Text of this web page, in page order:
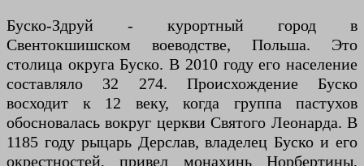
Буско-Здруй - курортный город в
Свентокшишском воеводстве, Польша. Это
столица округа Буско. В 2010 году его население
составляло 32 274. Происхождение Буско
восходит к 12 веку, когда группа пастухов
обосновалась вокруг церкви Святого Леонарда. В
1185 году рыцарь Дерслав, владелец Буско и его
окрестностей, привел монахинь Норбертины,